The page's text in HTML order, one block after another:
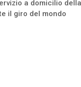
a domicilio
il giro del mondo